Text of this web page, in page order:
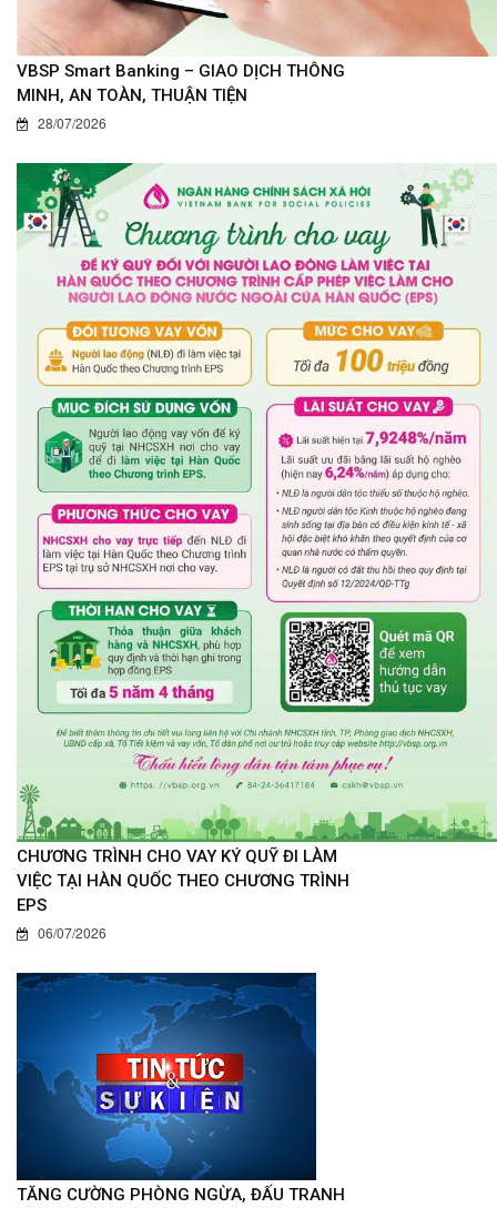
VBSP Smart Banking – GIAO DỊCH THÔNG
MINH, AN TOÀN, THUẬN TIỆN
28/07/2026
CHƯƠNG TRÌNH CHO VAY KÝ QUỸ ĐI LÀM
VIỆC TẠI HÀN QUỐC THEO CHƯƠNG TRÌNH
EPS
06/07/2026
TĂNG CƯỜNG PHÒNG NGỪA, ĐẤU TRANH